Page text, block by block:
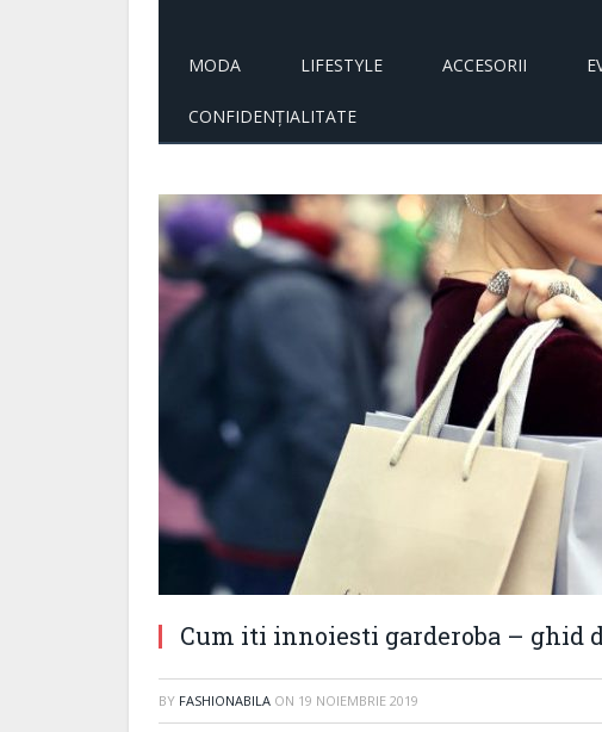
MODA LIFESTYLE ACCESORII
CONFIDENȚIALITATE
Cum iti innoiesti garderoba – ghid
BY FASHIONABILA ON 19 NOIEMBRIE 2019